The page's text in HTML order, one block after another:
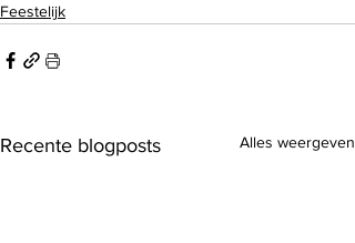
Feestelijk
Recente blogposts Alles weergeven